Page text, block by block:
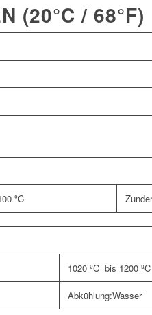
(20°C / 68°F)
ºC
1020 ºC bis 1200
Abkühlung:Wasser